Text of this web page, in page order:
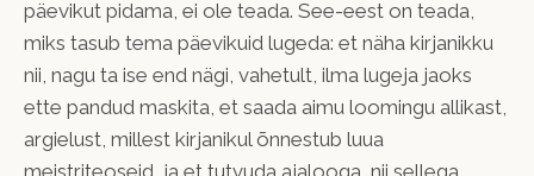
päevikut pidama, ei ole teada. See-eest on teada,
miks tasub tema päevikuid lugeda: et näha kirjanikku
nii, nagu ta ise end nägi, vahetult, ilma lugeja jaoks
ette pandud maskita, et saada aimu loomingu allikast,
argielust, millest kirjanikul õnnestub luua
meistriteoseid, ja et tutvuda ajalooga, nii sellega,